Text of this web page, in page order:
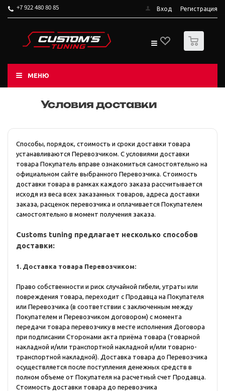
+7 922 480 80 85 Вход Регистрация
0
МЕНЮ
Условия доставки
Способы, порядок, стоимость и сроки доставки товара
устанавливаются Перевозчиком. С условиями доставки
товара Покупатель вправе ознакомиться самостоятельно на
официальном сайте выбранного Перевозчика. Стоимость
доставки товара в рамках каждого заказа рассчитывается
исходя из веса всех заказанных товаров, адреса доставки
заказа, расценок перевозчика и оплачивается Покупателем
самостоятельно в момент получения заказа.
Customs tuning предлагает несколько способов
доставки:
1. Доставка товара Перевозчиком:
Право собственности и риск случайной гибели, утраты или
повреждения товара, переходит с Продавца на Покупателя
или Перевозчика (в соответствии с заключенным между
Покупателем и Перевозчиком договором) с момента
передачи товара перевозчику в месте исполнения Договора
при подписании Сторонами акта приёма товара (товарной
накладной и/или транспортной накладной и/или товарно-
транспортной накладной). Доставка товара до Перевозчика
осуществляется после поступления денежных средств в
полном объеме от Покупателя на расчетный счет Продавца.
Стоимость доставки товара до перевозчика